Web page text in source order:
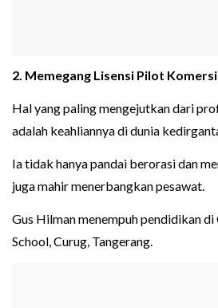
2. Memegang Lisensi Pilot
Hal yang paling mengejutkan dari
adalah keahliannya di dunia
Ia tidak hanya pandai berorasi dan
juga mahir menerbangkan pesawat.
Gus Hilman menempuh pendidikan
School, Curug, Tangerang.